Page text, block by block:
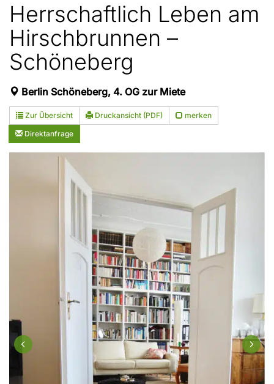
Herrschaftlich Leben am
Hirschbrunnen –
Schöneberg
Berlin Schöneberg, 4. OG zur Miete
Zur Übersicht Druckansicht (PDF)
merken
Direktanfrage